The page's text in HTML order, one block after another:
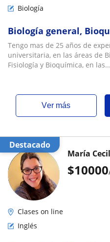
Biología
Biología general,
Tengo mas de 25 años de
universitaria, en las áreas de
Fisiología y Bioquímica, en las...
ver más
Destacado
$10000
María
Clases on line
Inglés